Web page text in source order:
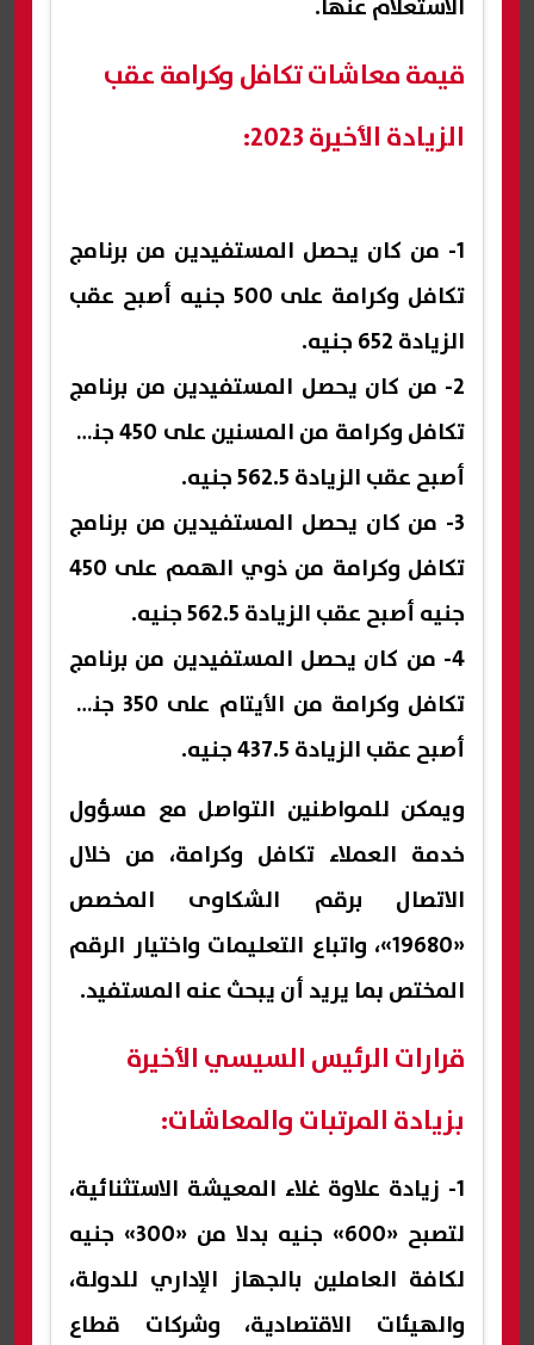
الاستعلام عنها.
قيمة معاشات تكافل وكرامة عقب
الزيادة الأخيرة 2023:
1- من كان يحصل المستفيدين من برنامج
تكافل وكرامة على 500 جنيه أصبح عقب
الزيادة 652 جنيه.
2- من كان يحصل المستفيدين من برنامج
تكافل وكرامة من المسنين على 450 جنيه
أصبح عقب الزيادة 562.5 جنيه.
3- من كان يحصل المستفيدين من برنامج
تكافل وكرامة من ذوي الهمم على 450
جنيه أصبح عقب الزيادة 562.5 جنيه.
4- من كان يحصل المستفيدين من برنامج
تكافل وكرامة من الأيتام على 350 جنيه
أصبح عقب الزيادة 437.5 جنيه.
ويمكن للمواطنين التواصل مع مسؤول
خدمة العملاء تكافل وكرامة، من خلال
الاتصال برقم الشكاوى المخصص
«19680»، واتباع التعليمات واختيار الرقم
المختص بما يريد أن يبحث عنه المستفيد.
قرارات الرئيس السيسي الأخيرة
بزيادة المرتبات والمعاشات:
1- زيادة علاوة غلاء المعيشة الاستثنائية،
لتصبح «600» جنيه بدلا من «300» جنيه
لكافة العاملين بالجهاز الإداري للدولة،
والهيئات الاقتصادية، وشركات قطاع